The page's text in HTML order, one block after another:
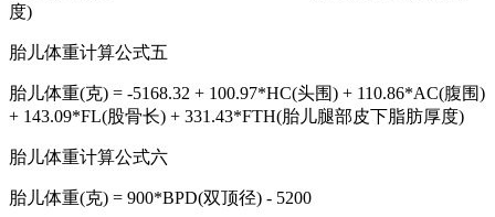
度)
胎儿体重计算公式五
胎儿体重(克) = -5168.32 + 100.97*HC(头围) + 110.86*AC(腹围)
+ 143.09*FL(股骨长) + 331.43*FTH(胎儿腿部皮下脂肪厚度)
胎儿体重计算公式六
胎儿体重(克) = 900*BPD(双顶径) - 5200